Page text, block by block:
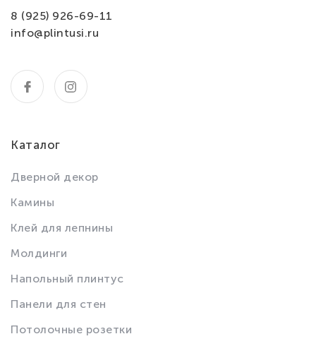
8 (925) 926-69-11
info@plintusi.ru
Каталог
Дверной декор
Камины
Клей для лепнины
Молдинги
Напольный плинтус
Панели для стен
Потолочные розетки